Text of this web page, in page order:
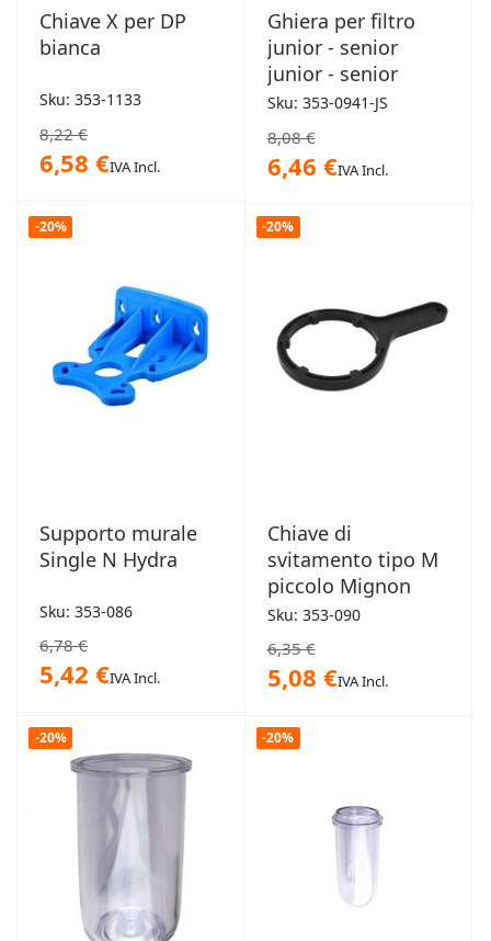
Chiave X per DP
bianca
Sku: 353-1133
8,22 €
6,58 €IVA Incl.
Ghiera per filtro
junior - senior
junior - senior
Sku: 353-0941-JS
8,08 €
6,46 €IVA Incl.
-20%
Supporto murale
Single N Hydra
Sku: 353-086
6,78 €
5,42 €IVA Incl.
-20%
Chiave di
svitamento tipo M
piccolo Mignon
Sku: 353-090
6,35 €
5,08 €IVA Incl.
-20% -20%